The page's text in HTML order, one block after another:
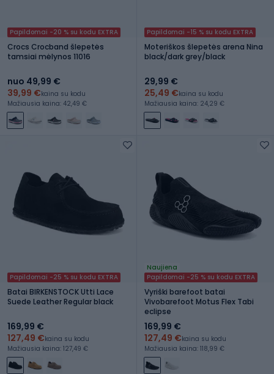
Papildomai -20 % su kodu EXTRA
Crocs Crocband šlepetės
tamsiai mėlynos 11016
nuo 49,99 €
39,99 €kaina su kodu
Mažiausia kaina: 42,49 €
Papildomai -15 % su kodu EXTRA
Moteriškos šlepetės arena Nina
black/dark grey/black
29,99 €
25,49 €kaina su kodu
Mažiausia kaina: 24,29 €
Papildomai -25 % su kodu EXTRA
Batai BIRKENSTOCK Utti Lace
Suede Leather Regular black
169,99 €
127,49 €kaina su kodu
Mažiausia kaina: 127,49 €
Naujiena
Papildomai -25 % su kodu EXTRA
Vyriški barefoot batai
Vivobarefoot Motus Flex Tabi
eclipse
169,99 €
127,49 €kaina su kodu
Mažiausia kaina: 118,99 €